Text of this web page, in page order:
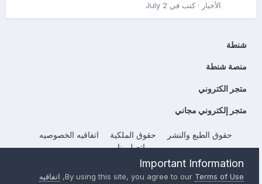
الأخبار· كتب في July 2
شنطة
منصة شنطة
متجر الكتروني
متجر إلكتروني مجاني
حقوق الطبع والنشر حقوق الملكية
اتفاقيه الخصوصيه
إتصل بنا
Powered by Invision CommunityImportant Information
By using this site, you agree to ourTerms of Use
, اتفاقيه